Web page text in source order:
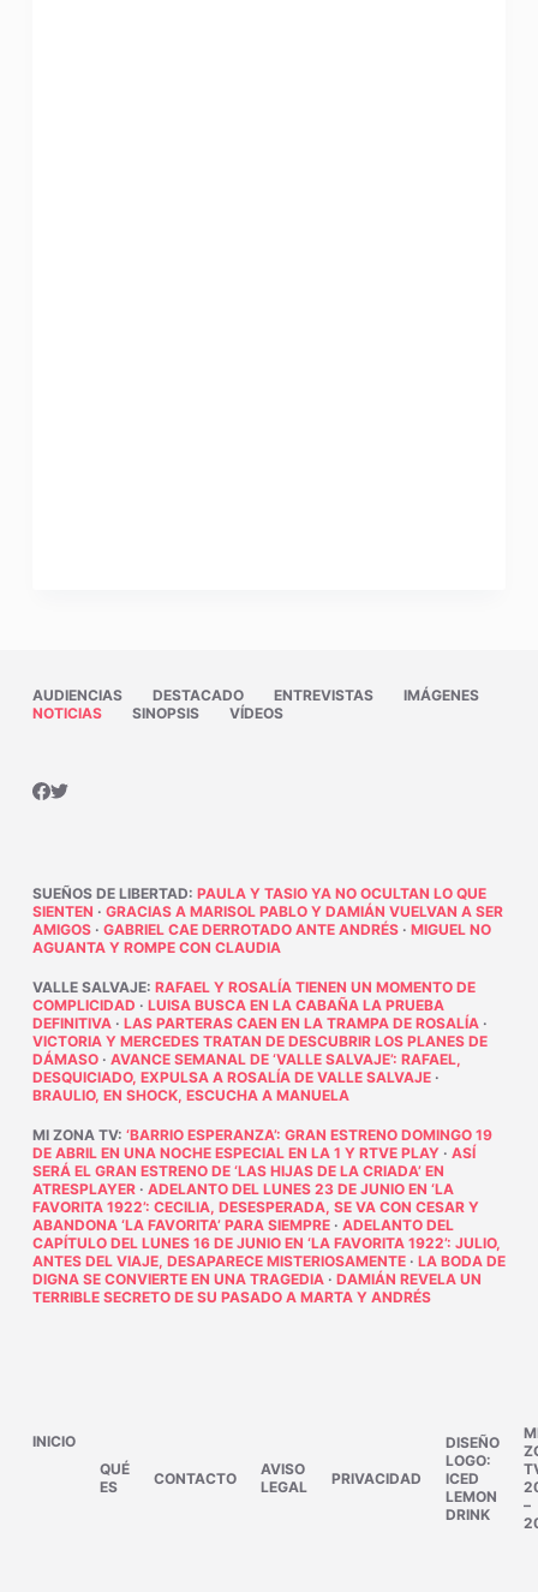
AUDIENCIAS DESTACADO ENTREVISTAS
IMÁGENES
NOTICIAS
SINOPSIS VÍDEOS
SUEÑOS DE LIBERTAD: PAULA Y TASIO YA NO OCULTAN LO QUE
SIENTEN · GRACIAS A MARISOL PABLO Y DAMIÁN VUELVAN A SER
AMIGOS· GABRIEL CAE DERROTADO ANTE ANDRÉS· MIGUEL NO
AGUANTA Y ROMPE CON CLAUDIA
VALLE SALVAJE: RAFAEL Y ROSALÍA TIENEN UN MOMENTO DE
COMPLICIDAD · LUISA BUSCA EN LA CABAÑA LA PRUEBA
DEFINITIVA· LAS PARTERAS CAEN EN LA TRAMPA DE ROSALÍA·
VICTORIA Y MERCEDES TRATAN DE DESCUBRIR LOS PLANES DE
DÁMASO· AVANCE SEMANAL DE ‘VALLE SALVAJE’: RAFAEL,
DESQUICIADO, EXPULSA A ROSALÍA DE VALLE SALVAJE·
BRAULIO, EN SHOCK, ESCUCHA A MANUELA
MI ZONA TV: ‘BARRIO ESPERANZA’: GRAN ESTRENO DOMINGO 19
DE ABRIL EN UNA NOCHE ESPECIAL EN LA 1 Y RTVE PLAY· ASÍ
SERÁ EL GRAN ESTRENO DE ‘LAS HIJAS DE LA CRIADA’ EN
ATRESPLAYER· ADELANTO DEL LUNES 23 DE JUNIO EN ‘LA
FAVORITA 1922’: CECILIA, DESESPERADA, SE VA CON CESAR Y
ABANDONA ‘LA FAVORITA’ PARA SIEMPRE· ADELANTO DEL
CAPÍTULO DEL LUNES 16 DE JUNIO EN ‘LA FAVORITA 1922’: JULIO,
ANTES DEL VIAJE, DESAPARECE MISTERIOSAMENTE· LA BODA DE
DIGNA SE CONVIERTE EN UNA TRAGEDIA· DAMIÁN REVELA UN
TERRIBLE SECRETO DE SU PASADO A MARTA Y ANDRÉS
INICIO
QUÉ
ES
CONTACTO
AVISO
LEGAL
PRIVACIDAD
DISEÑO
LOGO:
ICED
LEMON
DRINK
–